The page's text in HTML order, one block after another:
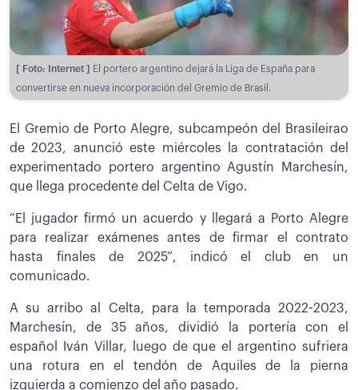
[ Foto: Internet ]
El portero argentino dejará la Liga de España para
convertirse en nueva incorporación del Gremio de Brasil.
El Gremio de Porto Alegre, subcampeón del Brasileirao
de 2023, anunció este miércoles la contratación del
experimentado portero argentino Agustín Marchesín,
que llega procedente del Celta de Vigo.
“El jugador firmó un acuerdo y llegará a Porto Alegre
para realizar exámenes antes de firmar el contrato
hasta finales de 2025”, indicó el club en un
comunicado.
A su arribo al Celta, para la temporada 2022-2023,
Marchesín, de 35 años, dividió la portería con el
español Iván Villar, luego de que el argentino sufriera
una rotura en el tendón de Aquiles de la pierna
izquierda a comienzo del año pasado.